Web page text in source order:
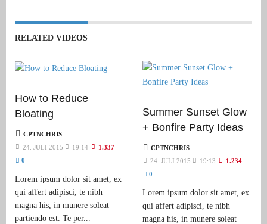
RELATED VIDEOS
How to Reduce
Bloating
CPTNCHRIS
24. JULI 2015
19:14
1.337
0
Lorem ipsum dolor sit amet, ex
qui affert adipisci, te nibh
magna his, in munere soleat
partiendo est. Te per...
Summer Sunset Glow
+ Bonfire Party Ideas
CPTNCHRIS
24. JULI 2015
19:13
1.234
0
Lorem ipsum dolor sit amet, ex
qui affert adipisci, te nibh
magna his, in munere soleat